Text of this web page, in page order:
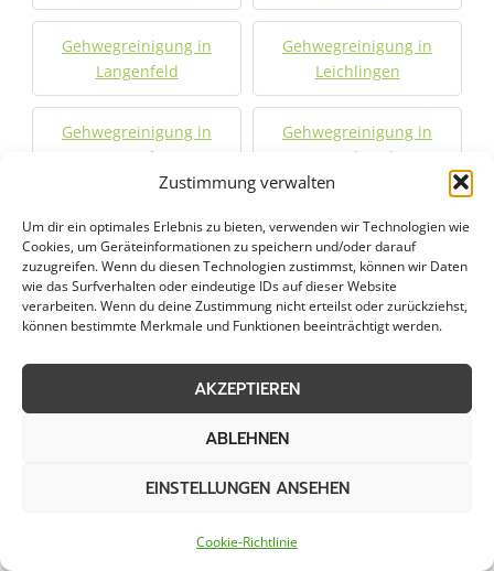
Zustimmung verwalten
Um dir ein optimales Erlebnis zu bieten, verwenden wir Technologien wie
Cookies, um Geräteinformationen zu speichern und/oder darauf
zuzugreifen. Wenn du diesen Technologien zustimmst, können wir Daten
wie das Surfverhalten oder eindeutige IDs auf dieser Website
verarbeiten. Wenn du deine Zustimmung nicht erteilst oder zurückziehst,
können bestimmte Merkmale und Funktionen beeinträchtigt werden.
AKZEPTIEREN
ABLEHNEN
EINSTELLUNGEN ANSEHEN
Cookie-Richtlinie
Gehwegreinigung in
Langenfeld
Gehwegreinigung in
Leichlingen
Gehwegreinigung in
Marl
Gehwegreinigung in
Meerbusch
Gehwegreinigung in
Meiderich
Gehwegreinigung in
Mettmann
Gehwegreinigung in
Mönchengladbach
Gehwegreinigung in
Monheim am Rhein
Gehwegreinigung in
Nettetal
Gehwegreinigung in
Neubrück
Neuss
Niederkrüchten